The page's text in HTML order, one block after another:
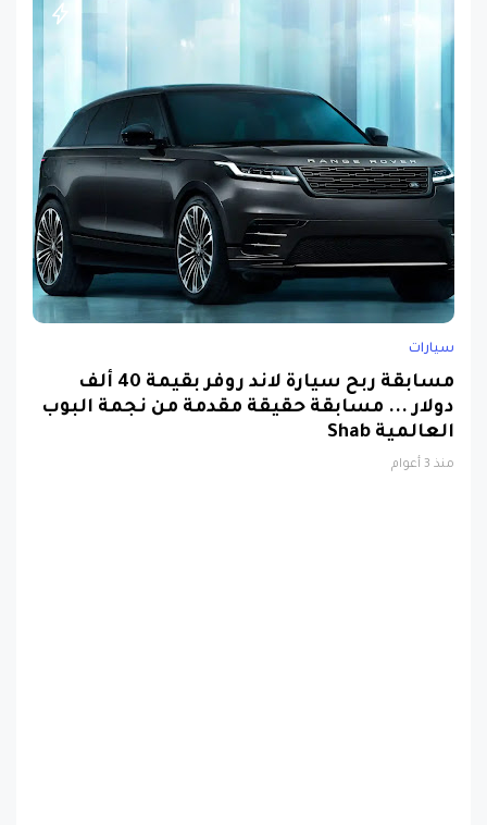
سيارات
مسابقة ربح سيارة لاند روفر بقيمة 40 ألف
دولار ... مسابقة حقيقة مقدمة من نجمة البوب
العالمية Shab
منذ 3 أعوام